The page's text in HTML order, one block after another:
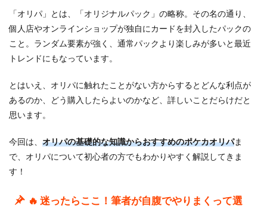
「オリパ」とは、「オリジナルパック」の略称。その名の通り、
個人店やオンラインショップが独自にカードを封入したパックの
こと。ランダム要素が強く、通常パックより楽しみが多いと最近
トレンドにもなっています。
とはいえ、オリパに触れたことがない方からするとどんな利点が
あるのか、どう購入したらよいのかなど、詳しいことだらけだと
思います。
今回は、 オリパの基礎的な知識からおすすめのポケカオリパま
で、オリパについて初心者の方でもわかりやすく解説してきま
す！
🔥 迷ったらここ！筆者が自腹でやりまくって選